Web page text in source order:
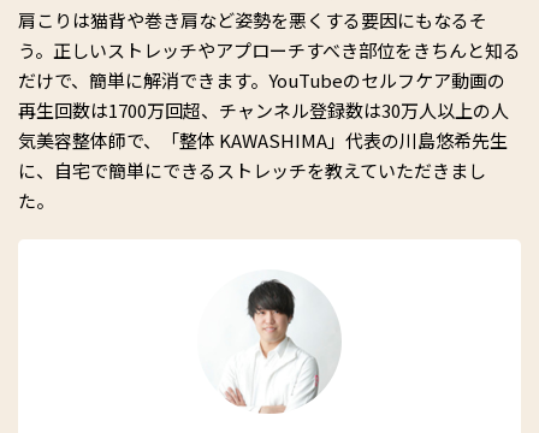
肩こりは猫背や巻き肩など姿勢を悪くする要因にもなるそ
う。正しいストレッチやアプローチすべき部位をきちんと知る
だけで、簡単に解消できます。YouTubeのセルフケア動画の
再生回数は1700万回超、チャンネル登録数は30万人以上の人
気美容整体師で、「整体 KAWASHIMA」代表の川島悠希先生
に、自宅で簡単にできるストレッチを教えていただきまし
た。